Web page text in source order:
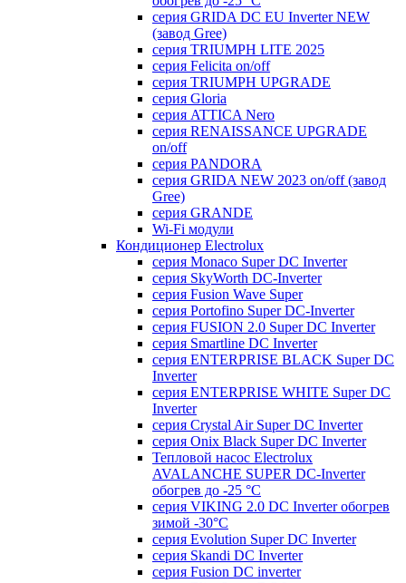
серия GRIDA DC EU Inverter NEW
(завод Gree)
серия TRIUMPH LITE 2025
серия Felicita on/off
серия TRIUMPH UPGRADE
серия Gloria
серия ATTICA Nero
серия RENAISSANCE UPGRADE
on/off
серия PANDORA
серия GRIDA NEW 2023 on/off (завод
Gree)
серия GRANDE
Wi-Fi модули
Кондиционер Electrolux
серия Monaco Super DC Inverter
серия SkyWorth DC-Inverter
серия Fusion Wave Super
серия Portofino Super DC-Inverter
серия FUSION 2.0 Super DC Іnverter
серия Smartline DC Inverter
серия ENTERPRISE BLACK Super DC
Inverter
серия ENTERPRISE WHITE Super DC
Inverter
серия Crystal Air Super DC Inverter
серия Onix Black Super DC Inverter
Тепловой насос Electrolux
AVALANCHE SUPER DC-Inverter
обогрев до -25 °С
серия VIKING 2.0 DC Inverter обогрев
зимой -30°С
серия Evolution Super DC Inverter
серия Skandi DC Inverter
серия Fusion DC inverter